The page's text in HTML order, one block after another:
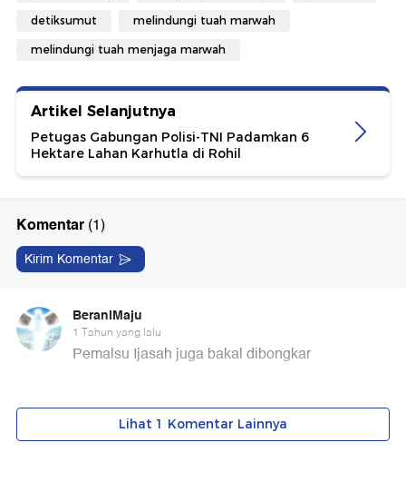
detiksumut melindungi tuah marwah
melindungi tuah menjaga marwah
Artikel Selanjutnya
Petugas Gabungan Polisi-TNI Padamkan 6
Hektare Lahan Karhutla di Rohil